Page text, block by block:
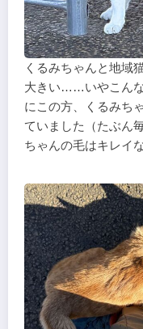
くるみちゃんと地域
大きい……いやこん
にこの方、くるみち
ていました（たぶん
ちゃんの毛はキレイ